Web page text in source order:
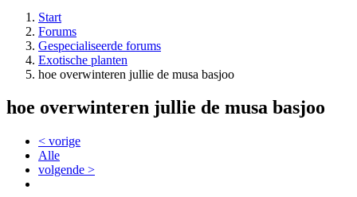
Start
Forums
Gespecialiseerde forums
Exotische planten
hoe overwinteren jullie de musa basjoo
hoe overwinteren jullie de musa basjoo
< vorige
Alle
volgende >